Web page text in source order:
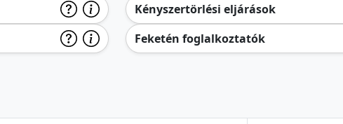
Kényszertörlési eljárások
Feketén foglalkoztatók